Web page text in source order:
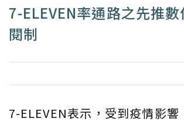
7-ELEVEN率通路之先推
閱制
7-ELEVEN表示，受到疫情影響